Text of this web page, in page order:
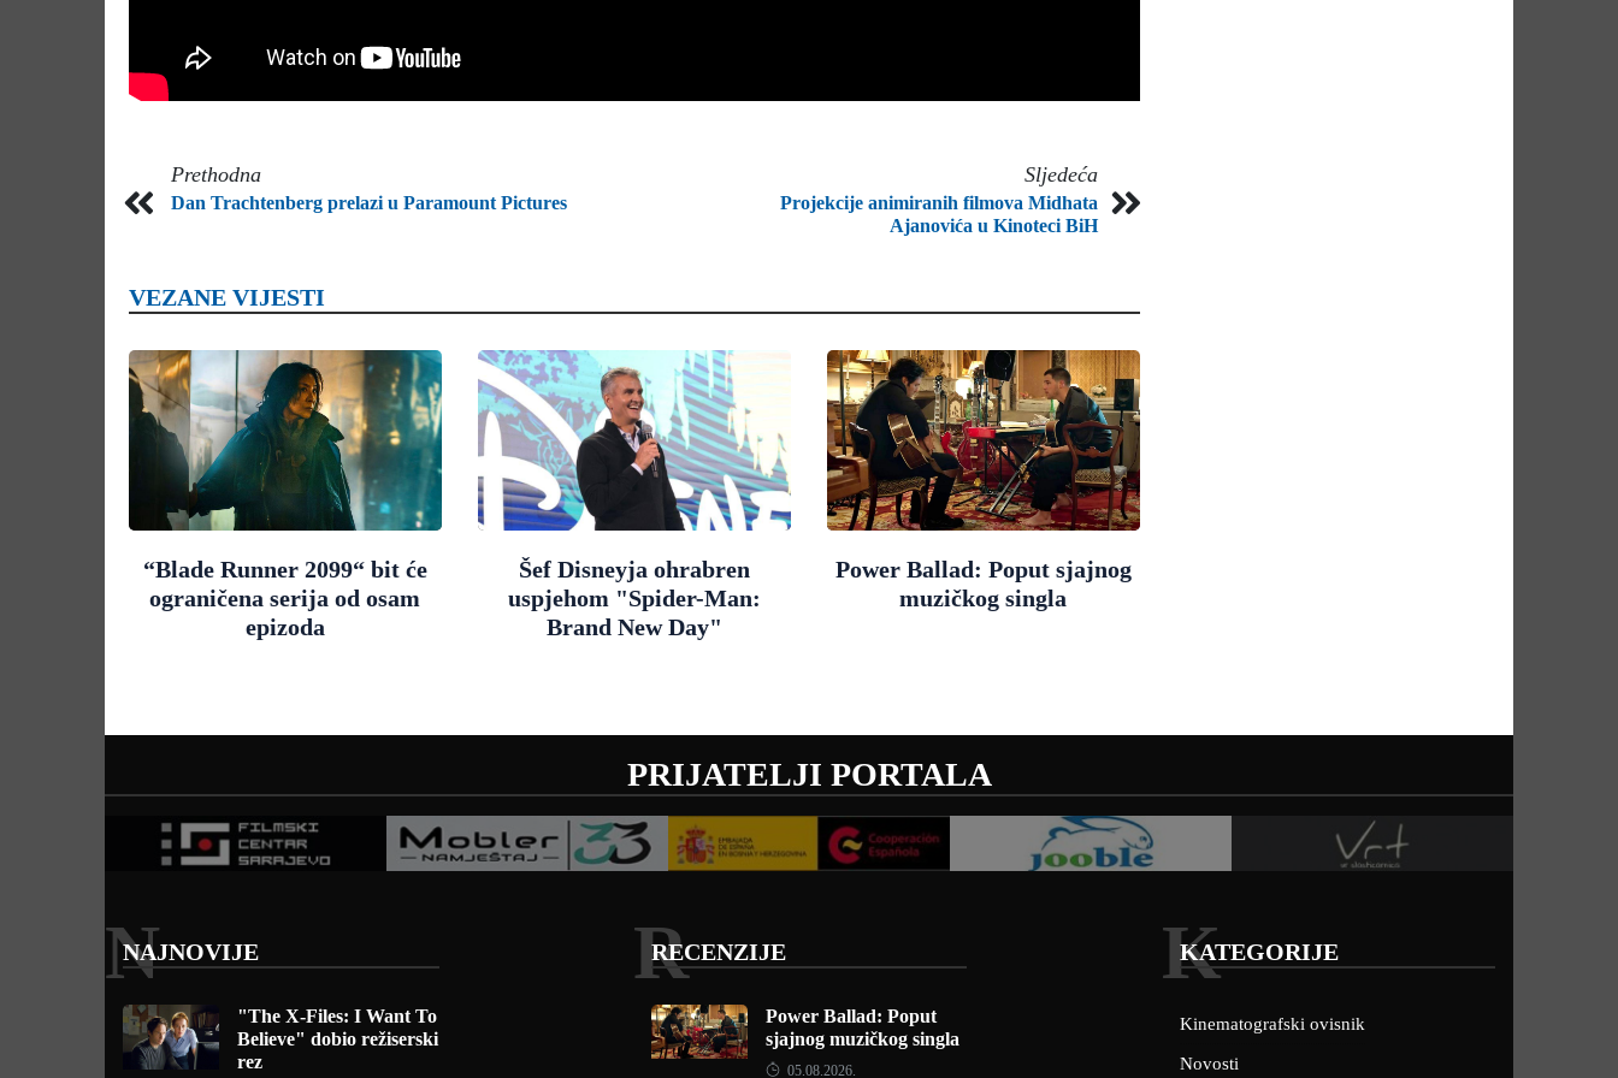
Prethodna
Dan Trachtenberg prelazi u Paramount Pictures
Sljedeća
Projekcije animiranih filmova Midhata
Ajanovića u Kinoteci BiH
VEZANE VIJESTI
“Blade Runner 2099“ bit će
ograničena serija od osam
epizoda
Šef Disneyja ohrabren
uspjehom "Spider-Man:
Brand New Day"
Power Ballad: Poput sjajnog
muzičkog singla
PRIJATELJI PORTALA
NAJNOVIJE
N
"The X-Files: I Want To
Believe" dobio režiserski
rez
RECENZIJE
R
Power Ballad: Poput
sjajnog muzičkog singla
05.08.2026.
KATEGORIJE
K
Kinematografski ovisnik
Novosti